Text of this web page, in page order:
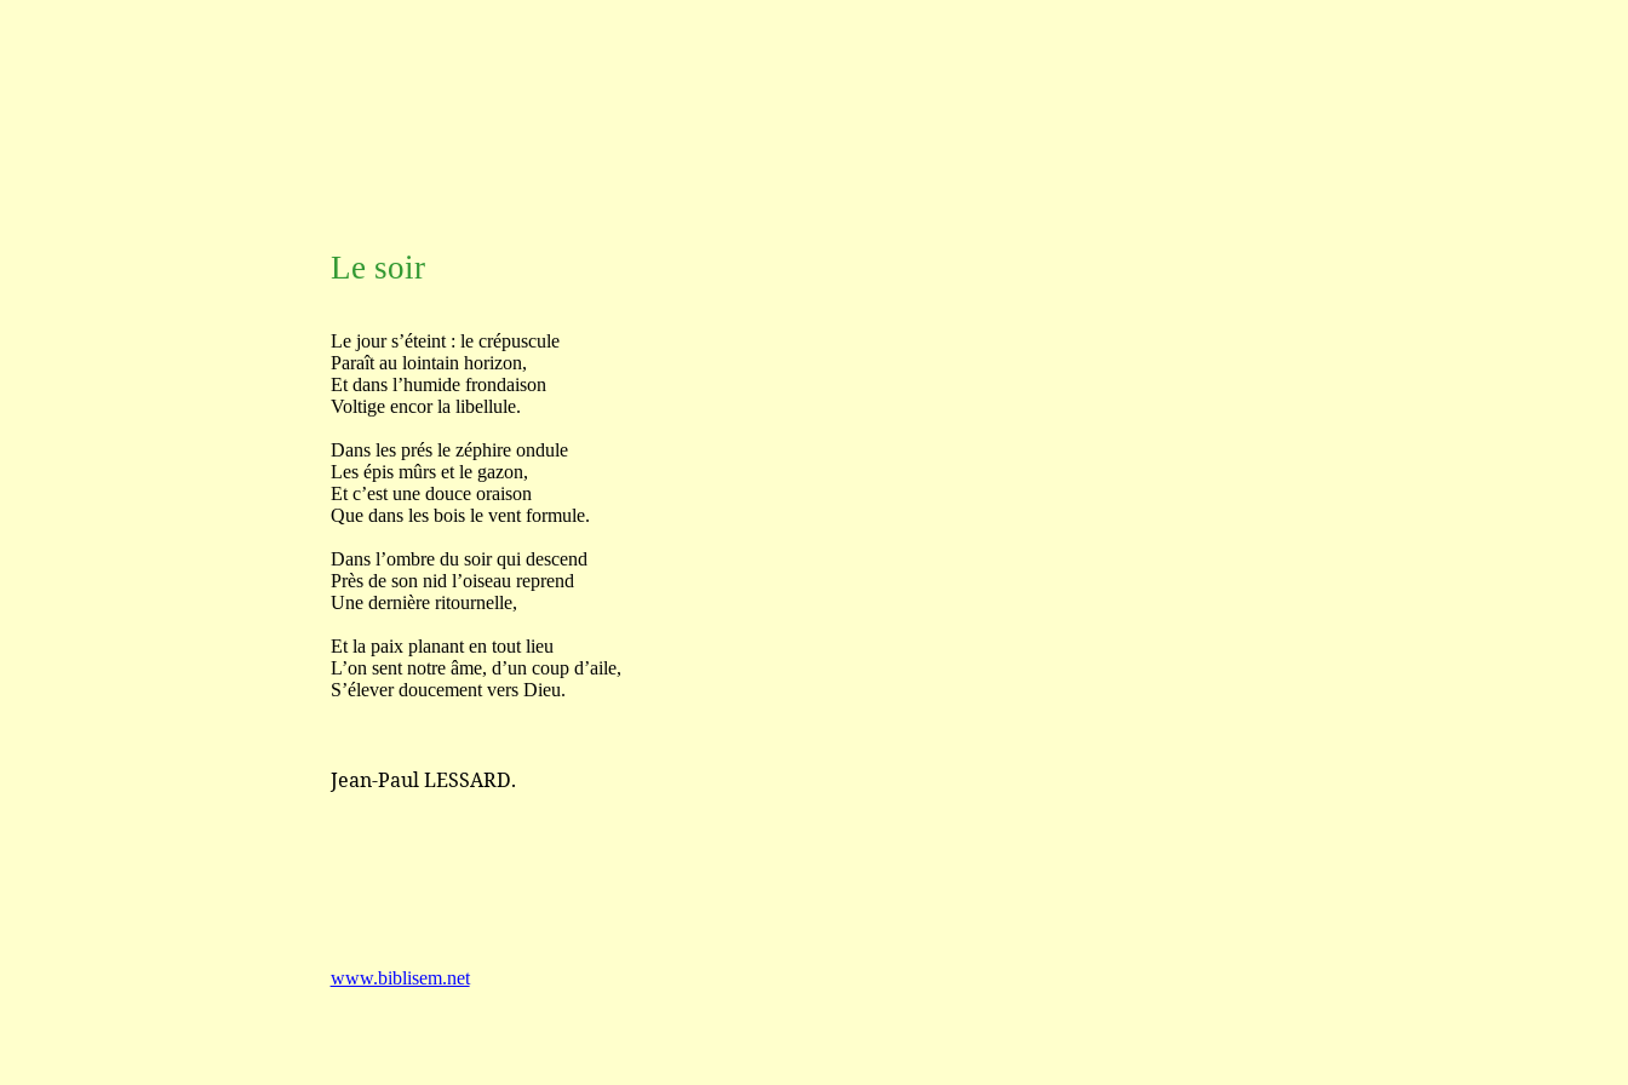
Le soir
Le jour s’éteint : le crépuscule
Paraît au lointain horizon,
Et dans l’humide frondaison
Voltige encor la libellule.
Dans les prés le zéphire ondule
Les épis mûrs et le gazon,
Et c’est une douce oraison
Que dans les bois le vent formule.
Dans l’ombre du soir qui descend
Près de son nid l’oiseau reprend
Une dernière ritournelle,
Et la paix planant en tout lieu
L’on sent notre âme, d’un coup d’aile,
S’élever doucement vers Dieu.
Jean-Paul LESSARD.
www.biblisem.net